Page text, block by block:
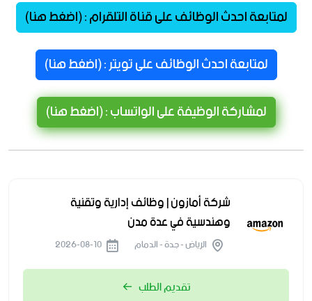
لمتابعة احدث الوظائف على قناة التلقرام : (اضغط هنا)
لمتابعة احدث الوظائف على تويتر : (اضغط هنا)
لمشاركة الوظيفة على الواتساب : (اضغط هنا)
شركة أمازون | وظائف إدارية وتقنية
وهندسية في عدة مدن
الرياض - جدة - الدمام
تقديم الطلب